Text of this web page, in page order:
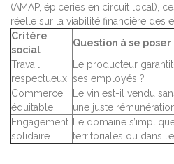
(AMAP, épiceries en circuit local),
réelle sur la viabilité financière des
Critère
social
Question à se poser
Travail
respectueux
Le producteur
ses employés ?
Commerce
équitable
Le vin est-il vendu
une juste
Engagement
solidaire
Le domaine
territoriales ou dans